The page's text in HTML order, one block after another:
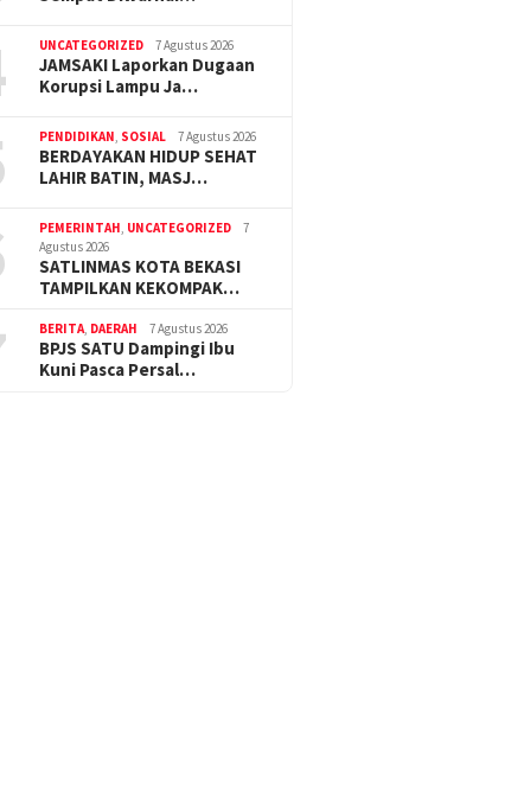
UNCATEGORIZED 7 Agustus 2026
JAMSAKI Laporkan Dugaan
Korupsi Lampu Ja…
PENDIDIKAN SOSIAL 7 Agustus 2026
BERDAYAKAN HIDUP SEHAT
LAHIR BATIN, MASJ…
PEMERINTAH UNCATEGORIZED
7
Agustus 2026
SATLINMAS KOTA BEKASI
TAMPILKAN KEKOMPAK…
BERITA DAERAH 7 Agustus 2026
BPJS SATU Dampingi Ibu
Kuni Pasca Persal…